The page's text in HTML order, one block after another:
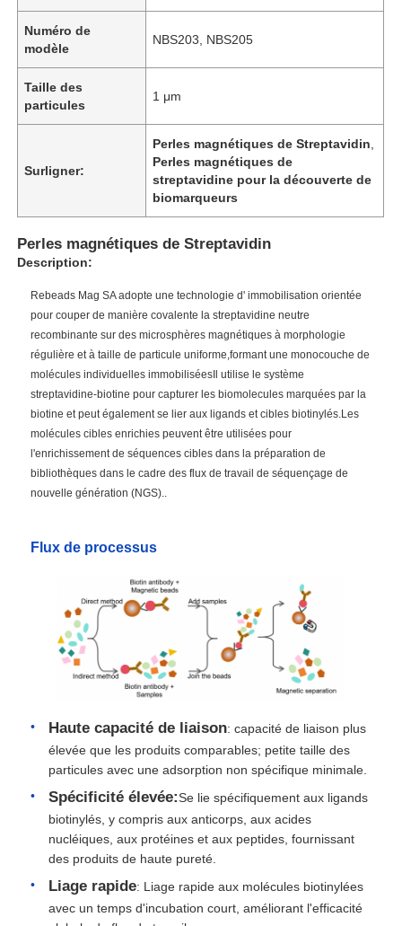
Numéro de
modèle
NBS203, NBS205
Taille des
particules
1 μm
Surligner:
Perles magnétiques de Streptavidin
Perles magnétiques de
streptavidine pour la découverte de
biomarqueurs
Perles magnétiques de Streptavidin
Description:
Rebeads Mag SA adopte une technologie d' immobilisation orientée
pour couper de manière covalente la streptavidine neutre
recombinante sur des microsphères magnétiques à morphologie
régulière et à taille de particule uniforme,formant une monocouche de
molécules individuelles immobiliséesIl utilise le système
streptavidine-biotine pour capturer les biomolecules marquées par la
biotine et peut également se lier aux ligands et cibles biotinylés.Les
molécules cibles enrichies peuvent être utilisées pour
l'enrichissement de séquences cibles dans la préparation de
bibliothèques dans le cadre des flux de travail de séquençage de
nouvelle génération (NGS)..
Flux de processus
Haute capacité de liaison: capacité de liaison plus
élevée que les produits comparables; petite taille des
particules avec une adsorption non spécifique minimale.
Spécificité élevée:Se lie spécifiquement aux ligands
biotinylés, y compris aux anticorps, aux acides
nucléiques, aux protéines et aux peptides, fournissant
des produits de haute pureté.
Liage rapide: Liage rapide aux molécules biotinylées
avec un temps d'incubation court, améliorant l'efficacité